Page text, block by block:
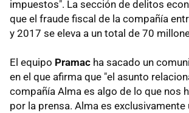
impuestos". La sección de delitos
que el fraude fiscal de la compañía
y 2017 se eleva a un total de 70
El equipo Pramac ha sacado un
en el que afirma que "el asunto
compañía Alma es algo de lo que nos
por la prensa. Alma es